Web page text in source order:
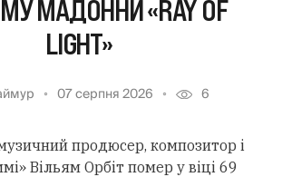
МАДОННИ «RAY OF
LIGHT»
07 серпня 2026 6
продюсер, композитор і
Вільям Орбіт помер у віці 69